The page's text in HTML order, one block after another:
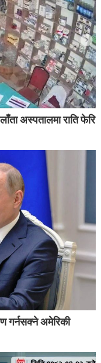
अस्पतालमा राति फेरि
गर्नसक्ने अमेरिकी